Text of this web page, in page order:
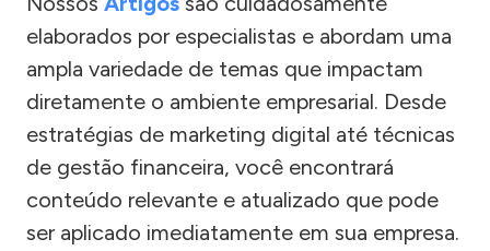
elaborados por especialistas e abordam uma
ampla variedade de temas que impactam
diretamente o ambiente empresarial. Desde
estratégias de marketing digital até técnicas
de gestão financeira, você encontrará
conteúdo relevante e atualizado que pode
ser aplicado imediatamente em sua empresa.